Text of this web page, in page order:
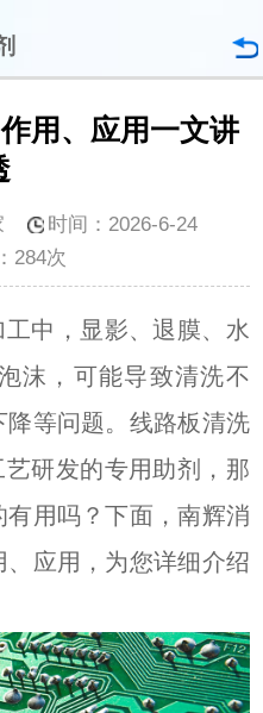
用、应用一文讲
时间：2026-6-24
284次
工中，显影、退膜、水
沫，可能导致清洗不
等问题。线路板清洗
研发的专用助剂，那
用吗？下面，南辉消
应用，为您详细介绍